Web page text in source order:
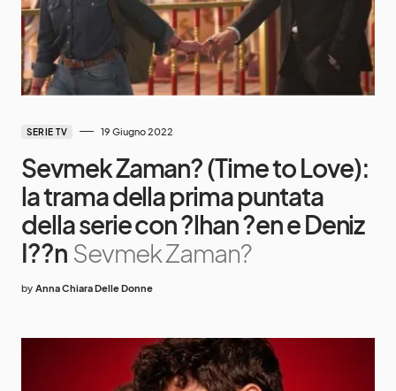
SERIE TV 19 Giugno 2022
Sevmek Zaman? (Time to Love):
la trama della prima puntata
della serie con ?lhan ?en e Deniz
I??n Sevmek Zaman?
by Anna Chiara Delle Donne